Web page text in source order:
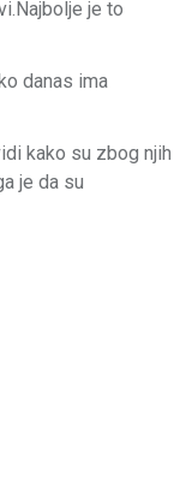
je to
danas ima
kako su zbog njih
je da su